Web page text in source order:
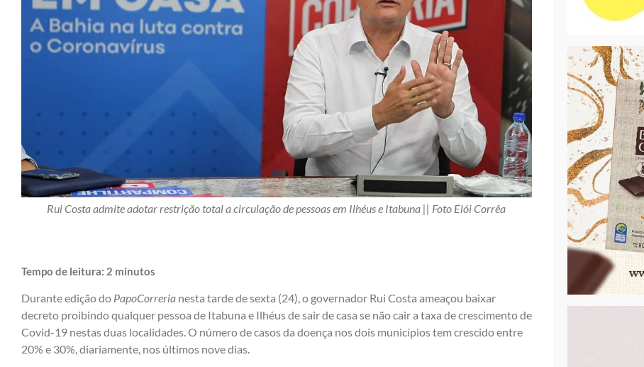
Rui Costa admite adotar restrição total a circulação de pessoas em Ilhéus e Itabuna || Foto Elói Corrêa
Tempo de leitura: 2 minutos
Durante edição do PapoCorreria nesta tarde de sexta (24), o governador Rui Costa ameaçou baixar
decreto proibindo qualquer pessoa de Itabuna e Ilhéus de sair de casa se não cair a taxa de crescimento de
Covid-19 nestas duas localidades. O número de casos da doença nos dois municípios tem crescido entre
20% e 30%, diariamente, nos últimos nove dias.